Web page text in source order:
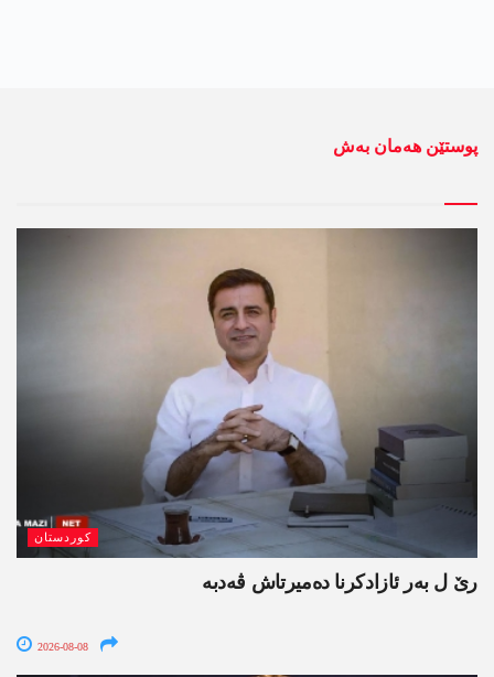
پوستێن ھەمان بەش
کوردستان
رێ ل بەر ئازادکرنا دەمیرتاش ڤەدبە
2026-08-08